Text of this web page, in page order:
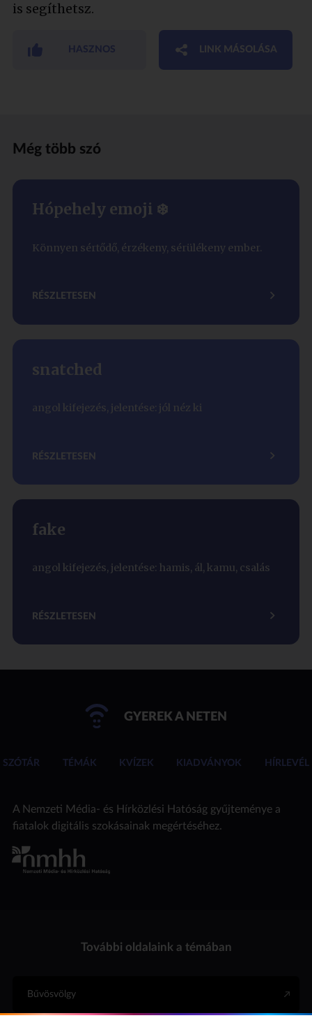
is segíthetsz.
HASZNOS LINK MÁSOLÁSA
Még több szó
Hópehely emoji ❄️
Könnyen sértődő, érzékeny, sérülékeny ember.
RÉSZLETESEN
snatched
angol kifejezés, jelentése: jól néz ki
RÉSZLETESEN
fake
angol kifejezés, jelentése: hamis, ál, kamu, csalás
RÉSZLETESEN
GYEREK A NETEN
SZÓTÁR TÉMÁK KVÍZEK KIADVÁNYOK HÍRLEVÉL
A Nemzeti Média- és Hírközlési Hatóság gyűjteménye a
fiatalok digitális szokásainak megértéséhez.
További oldalaink a témában
Bűvösvölgy